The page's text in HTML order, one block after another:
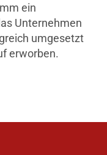
ein
Unternehmen
umgesetzt
erworben.